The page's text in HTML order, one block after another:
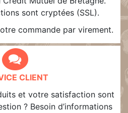
sont cryptées (SSL).
commande par virement.
CLIENT
et votre satisfaction sont
? Besoin d’informations